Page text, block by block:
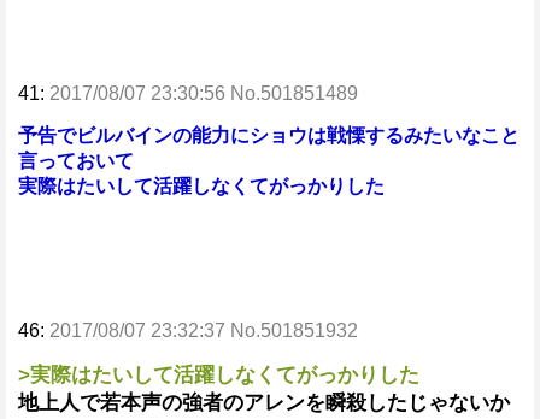
41: 2017/08/07 23:30:56 No.501851489
予告でビルバインの能力にショウは戦慄するみたいなこと
言っておいて
実際はたいして活躍しなくてがっかりした
46: 2017/08/07 23:32:37 No.501851932
>実際はたいして活躍しなくてがっかりした
地上人で若本声の強者のアレンを瞬殺したじゃないか